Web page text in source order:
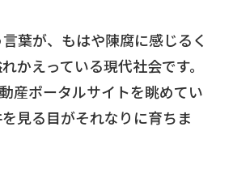
葉が、もはや陳腐に感じるく
かえっている現代社会です。
産ポータルサイトを眺めてい
見る目がそれなりに育ちま